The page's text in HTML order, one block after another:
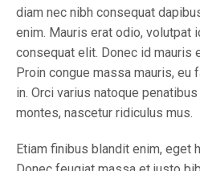
diam nec nibh consequat
enim. Mauris erat odio, volutpat
consequat elit. Donec id mauris
Proin congue massa mauris, eu
in. Orci varius natoque
montes, nascetur ridiculus mus.
Etiam finibus blandit enim, eget